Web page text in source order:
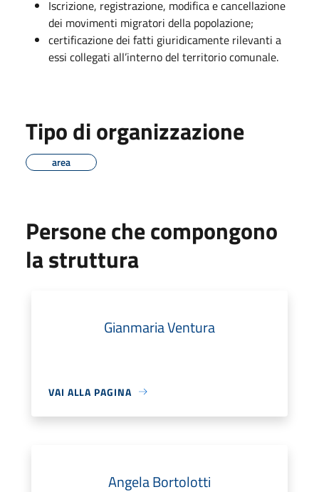
Iscrizione, registrazione, modifica e cancellazione
dei movimenti migratori della popolazione;
certificazione dei fatti giuridicamente rilevanti a
essi collegati all’interno del territorio comunale.
Tipo di organizzazione
area
Persone che compongono
la struttura
Gianmaria Ventura
VAI ALLA PAGINA
Angela Bortolotti